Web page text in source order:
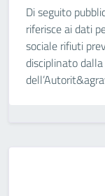
Di seguito
riferisce ai dati
sociale rifiuti
disciplinato